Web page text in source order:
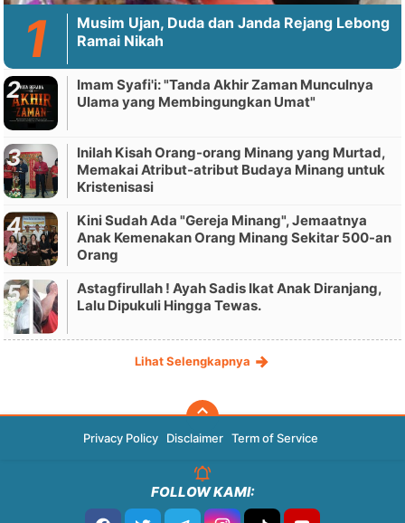
Musim Ujan, Duda dan Janda Rejang Lebong
Ramai Nikah
Imam Syafi'i: "Tanda Akhir Zaman Munculnya
Ulama yang Membingungkan Umat"
Inilah Kisah Orang-orang Minang yang Murtad,
Memakai Atribut-atribut Budaya Minang untuk
Kristenisasi
Kini Sudah Ada "Gereja Minang", Jemaatnya
Anak Kemenakan Orang Minang Sekitar 500-an
Orang
Astagfirullah ! Ayah Sadis Ikat Anak Diranjang,
Lalu Dipukuli Hingga Tewas.
Lihat Selengkapnya
Privacy Policy Disclaimer Term of Service
FOLLOW KAMI: